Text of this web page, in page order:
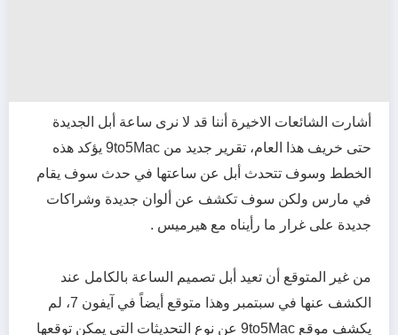
أشارت الشائعات الاخيرة أننا قد لا نرى ساعة أبل الجديدة
حتى خريف هذا العام، تقرير جديد من 9to5Mac يؤكد هذه
الخطط وسوف تتحدث أبل عن ساعتها في حدث سوف يقام
في مارس ولكن سوف تكشف عن ألوان جديدة وشراكات
جديدة على غرار ما رأيناه مع هيرميس .
من غير المتوقع أن تعيد أبل تصميم الساعة بالكامل عند
الكشف عنها في سبتمبر وهذا متوقع أيضاً في آيفون 7، لم
يكشف موقع 9to5Mac عن نوع التحديثات التي يمكن توقعها